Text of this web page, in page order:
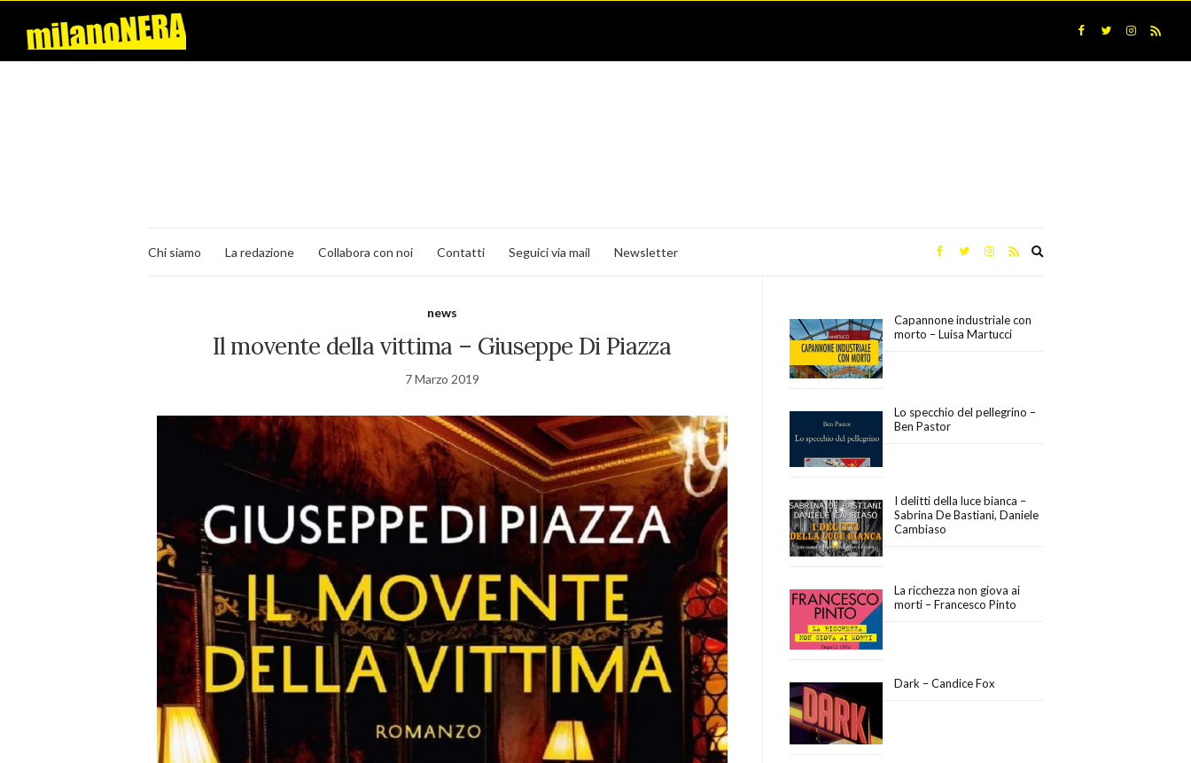
Chi siamo La redazione Collabora con noi Contatti Seguici via mail Newsletter
news
Il movente della vittima – Giuseppe Di Piazza
7 Marzo 2019
Capannone industriale con
morto – Luisa Martucci
Lo specchio del pellegrino –
Ben Pastor
I delitti della luce bianca –
Sabrina De Bastiani, Daniele
Cambiaso
La ricchezza non giova ai
morti – Francesco Pinto
Dark – Candice Fox